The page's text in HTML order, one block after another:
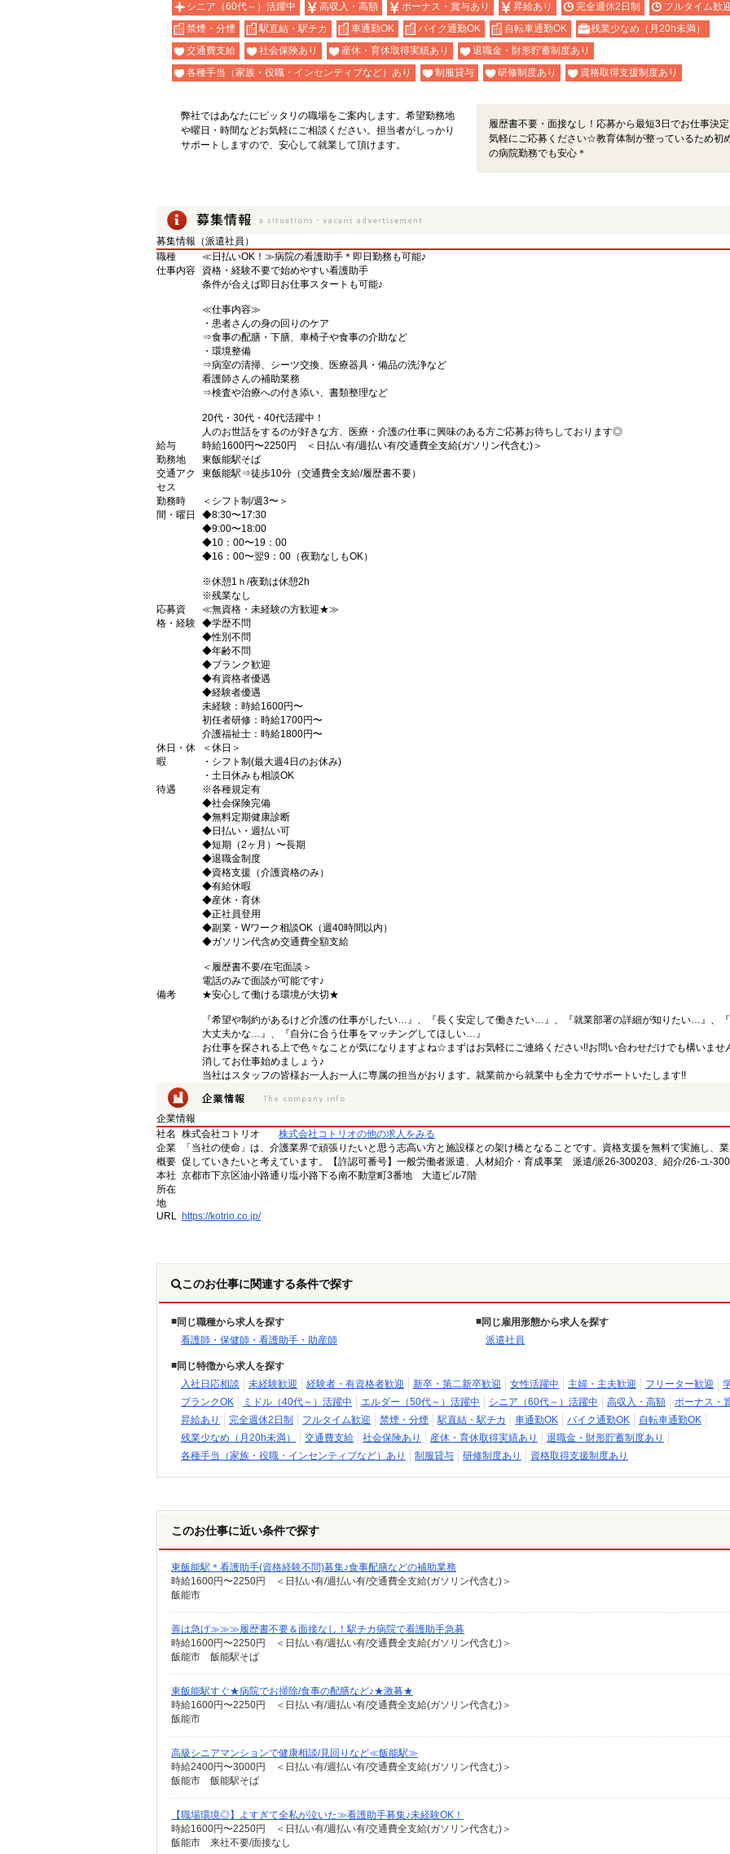
シニア（60代～）活躍中
高収入・高額 ボーナス・賞与あり 昇給あり 完全週休2日制
フルタイム歓
禁煙・分煙
駅直結・駅チカ 車通勤OK バイク通勤OK 自転車通勤OK
残業少なめ（月20h未満）
交通費支給
社会保険あり 産休・育休取得実績あり
退職金・財形貯蓄制度あり
各種手当（家族・役職・インセンティブなど）あり
制服貸与 研修制度あり 資格取得支援制度あり
弊社ではあなたにピッタリの職場をご案内します。希望勤務地
や曜日・時間などお気軽にご相談ください。担当者がしっかり
サポートしますので、安心して就業して頂けます。
履歴書不要・面接なし！応募から最短3日でお仕事決
気軽にご応募ください☆教育体制が整っているため初
の病院勤務でも安心＊
募集情報（派遣社員）
職種
≪日払いOK！≫病院の看護助手＊即日勤務も可能♪
仕事内容
資格・経験不要で始めやすい看護助手
条件が合えば即日お仕事スタートも可能♪
≪仕事内容≫
・患者さんの身の回りのケア
⇒食事の配膳・下膳、車椅子や食事の介助など
・環境整備
⇒病室の清掃、シーツ交換、医療器具・備品の洗浄など
看護師さんの補助業務
⇒検査や治療への付き添い、書類整理など
20代・30代・40代活躍中！
人のお世話をするのが好きな方、医療・介護の仕事に興味のある方ご応募お待ちしております◎
給与
時給1600円〜2250円 ＜日払い有/週払い有/交通費全支給(ガソリン代含む)＞
勤務地
東飯能駅そば
交通アク
セス
東飯能駅⇒徒歩10分（交通費全支給/履歴書不要）
勤務時
間・曜日
＜シフト制/週3〜＞
◆8:30〜17:30
◆9:00〜18:00
◆10：00〜19：00
◆16：00〜翌9：00（夜勤なしもOK）
※休憩1ｈ/夜勤は休憩2h
※残業なし
応募資
格・経験
≪無資格・未経験の方歓迎★≫
◆学歴不問
◆性別不問
◆年齢不問
◆ブランク歓迎
◆有資格者優遇
◆経験者優遇
未経験：時給1600円〜
初任者研修：時給1700円〜
介護福祉士：時給1800円〜
休日・休
暇
＜休日＞
・シフト制(最大週4日のお休み)
・土日休みも相談OK
待遇
※各種規定有
◆社会保険完備
◆無料定期健康診断
◆日払い・週払い可
◆短期（2ヶ月）〜長期
◆退職金制度
◆資格支援（介護資格のみ）
◆有給休暇
◆産休・育休
◆正社員登用
◆副業・Wワーク相談OK（週40時間以内）
◆ガソリン代含め交通費全額支給
＜履歴書不要/在宅面談＞
電話のみで面談が可能です♪
備考
★安心して働ける環境が大切★
『希望や制約があるけど介護の仕事がしたい…』、『長く安定して働きたい…』、『就業部署の詳細が知りたい…』、
大丈夫かな…』、『自分に合う仕事をマッチングしてほしい…』
お仕事を探される上で色々なことが気になりますよね☆まずはお気軽にご連絡ください!!お問い合わせだけでも構いませ
消してお仕事始めましょう♪
当社はスタッフの皆様お一人お一人に専属の担当がおります。就業前から就業中も全力でサポートいたします!!
企業情報
社名
株式会社コトリオ
株式会社コトリオの他の求人をみる
企業
概要
「当社の使命」は、介護業界で頑張りたいと思う志高い方と施設様との架け橋となることです。資格支援を無料で実施し、
促していきたいと考えています。【許認可番号】一般労働者派遣、人材紹介・育成事業 派遣/派26-300203、紹介/26-ユ-
本社
所在
地
京都市下京区油小路通り塩小路下る南不動堂町3番地 大道ビル7階
URL https://kotrio.co.jp/
このお仕事に関連する条件で探す
同じ職種から求人を探す
看護師・保健師・看護助手・助産師
同じ雇用形態から求人を探す
派遣社員
同じ特徴から求人を探す
入社日応相談
未経験歓迎 経験者・有資格者歓迎 新卒・第二新卒歓迎 女性活躍中 主婦・主夫歓迎 フリーター歓迎
ブランクOK
ミドル（40代～）活躍中 エルダー（50代～）活躍中 シニア（60代～）活躍中 高収入・高額
ボーナス・
昇給あり
完全週休2日制 フルタイム歓迎 禁煙・分煙 駅直結・駅チカ 車通勤OK バイク通勤OK
自転車通勤OK
残業少なめ（月20h未満）
交通費支給 社会保険あり 産休・育休取得実績あり
退職金・財形貯蓄制度あり
各種手当（家族・役職・インセンティブなど）あり
制服貸与 研修制度あり 資格取得支援制度あり
このお仕事に近い条件で探す
東飯能駅＊看護助手(資格経験不問)募集♪食事配膳などの補助業務
時給1600円〜2250円 ＜日払い有/週払い有/交通費全支給(ガソリン代含む)＞
飯能市
善は急げ≫≫≫履歴書不要＆面接なし！駅チカ病院で看護助手急募
時給1600円〜2250円 ＜日払い有/週払い有/交通費全支給(ガソリン代含む)＞
飯能市 飯能駅そば
東飯能駅すぐ★病院でお掃除/食事の配膳など♪★激募★
時給1600円〜2250円 ＜日払い有/週払い有/交通費全支給(ガソリン代含む)＞
飯能市
高級シニアマンションで健康相談/見回りなど≪飯能駅≫
時給2400円〜3000円 ＜日払い有/週払い有/交通費全支給(ガソリン代含む)＞
飯能市 飯能駅そば
【職場環境◎】よすぎて全私が泣いた≫看護助手募集♪未経験OK！
時給1600円〜2250円 ＜日払い有/週払い有/交通費全支給(ガソリン代含む)＞
飯能市 来社不要/面接なし